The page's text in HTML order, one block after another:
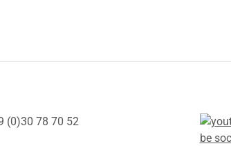
(0)30 78 70 52